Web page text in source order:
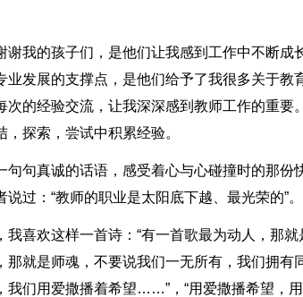
我的孩子们，是他们让我感到工作中不断成
发展的支撑点，是他们给予了我很多关于教
的经验交流，让我深深感到教师工作的重要。
探索，尝试中积累经验。
句真诚的话语，感受着心与心碰撞时的那份
过：“教师的职业是太阳底下越、最光荣的”。
喜欢这样一首诗：“有一首歌最为动人，那就
就是师魂，不要说我们一无所有，我们拥有
我们用爱撒播着希望……”，“用爱撒播希望，